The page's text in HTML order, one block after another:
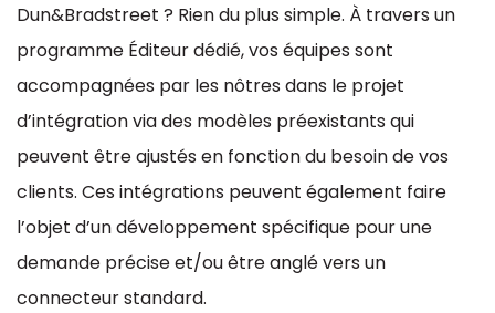
Dun&Bradstreet ? Rien du plus simple. À travers un
programme Éditeur dédié, vos équipes sont
accompagnées par les nôtres dans le projet
d’intégration via des modèles préexistants qui
peuvent être ajustés en fonction du besoin de vos
clients. Ces intégrations peuvent également faire
l’objet d’un développement spécifique pour une
demande précise et/ou être anglé vers un
connecteur standard.